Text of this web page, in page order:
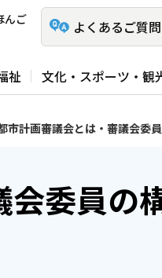
んご よくあるご質問
祉 文化・スポーツ・観
市計画審議会とは・審議会委
会委員の